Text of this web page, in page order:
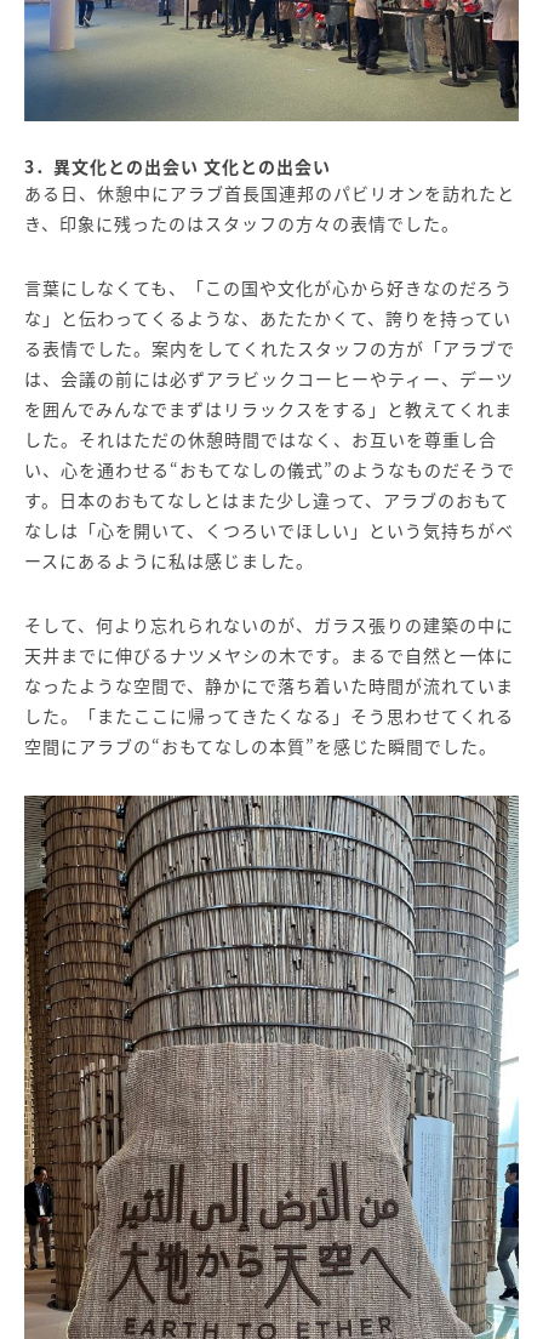
3．異文化との出会い 文化との出会い
ある日、休憩中にアラブ首長国連邦のパビリオンを訪れたと
き、印象に残ったのはスタッフの方々の表情でした。
言葉にしなくても、「この国や文化が心から好きなのだろう
な」と伝わってくるような、あたたかくて、誇りを持ってい
る表情でした。案内をしてくれたスタッフの方が「アラブで
は、会議の前には必ずアラビックコーヒーやティー、デーツ
を囲んでみんなでまずはリラックスをする」と教えてくれま
した。それはただの休憩時間ではなく、お互いを尊重し合
い、心を通わせる“おもてなしの儀式”のようなものだそうで
す。日本のおもてなしとはまた少し違って、アラブのおもて
なしは「心を開いて、くつろいでほしい」という気持ちがベ
ースにあるように私は感じました。
そして、何より忘れられないのが、ガラス張りの建築の中に
天井までに伸びるナツメヤシの木です。まるで自然と一体に
なったような空間で、静かにで落ち着いた時間が流れていま
した。「またここに帰ってきたくなる」そう思わせてくれる
空間にアラブの“おもてなしの本質”を感じた瞬間でした。